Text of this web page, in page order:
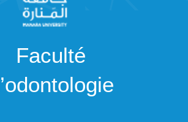
Faculté